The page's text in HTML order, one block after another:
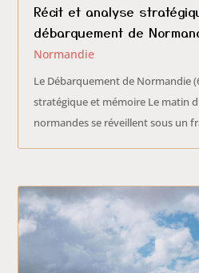
Récit et analyse
débarquement de
Normandie
Le Débarquement de Normandie
stratégique et mémoire Le matin
normandes se réveillent sous un